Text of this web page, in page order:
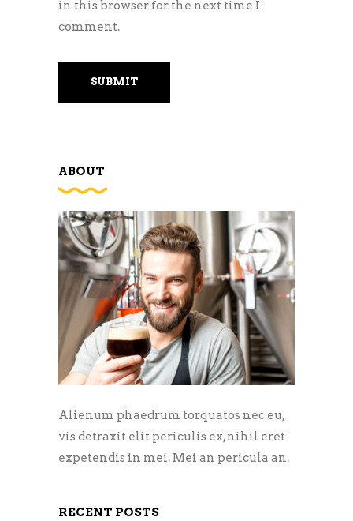
in this browser for the next time I
comment.
ABOUT
Alienum phaedrum torquatos nec eu,
vis detraxit elit periculis ex, nihil eret
expetendis in mei. Mei an pericula an.
RECENT POSTS